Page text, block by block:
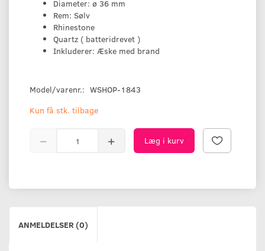
Diameter: ø 36 mm
Rem: Sølv
Rhinestone
Quartz ( batteridrevet )
Inkluderer: Æske med brand
Model/varenr.: WSHOP-1843
Kun få stk. tilbage
Læg i kurv
ANMELDELSER (0)